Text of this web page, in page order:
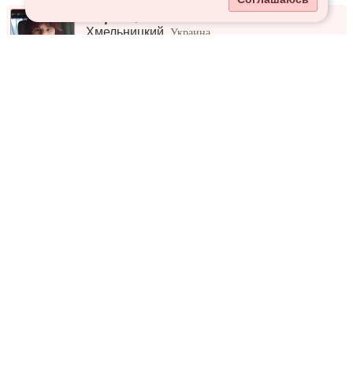
Хмельницкий ,Украина